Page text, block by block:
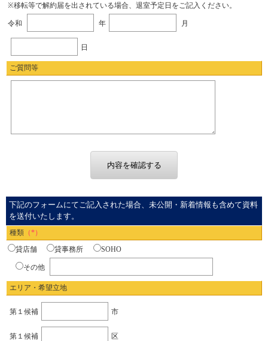
※移転等で解約届を出されている場合、退室予定日をご記入ください。
令和 年 月
日
ご質問等
下記のフォームにてご記入された場合、未公開・新着情報も含めて資料
を送付いたします。
種類 （*）
貸店舗 貸事務所 SOHO
その他
エリア・希望立地
第１候補 市
第１候補 区